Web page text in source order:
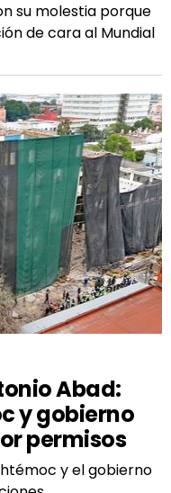
su molestia porque
de cara al Mundial
Abad:
y gobierno
permisos
y el gobierno